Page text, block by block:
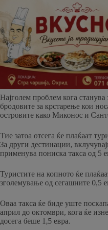
Најголем проблем кога
бродовите за крстарење кои
островите како Миконос и
Тие затоа отсега ќе плаќаат
За други дестинации,
применува пониска такса од 5
Туристите на копното ќе
зголемување од сегашните 0,5
Оваа такса ќе биде уште
април до октомври, кога ќе
досега беше 1,5 евра.